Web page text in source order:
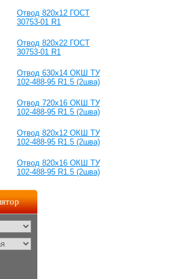
Отвод 820х12 ГОСТ
30753-01 R1
Отвод 820x22 ГОСТ
30753-01 R1
Отвод 630x14 ОКШ ТУ
102-488-95 R1.5 (2шва)
Отвод 720х16 ОКШ ТУ
102-488-95 R1.5 (2шва)
Отвод 820х12 ОКШ ТУ
102-488-95 R1.5 (2шва)
Отвод 820х16 ОКШ ТУ
102-488-95 R1.5 (2шва)